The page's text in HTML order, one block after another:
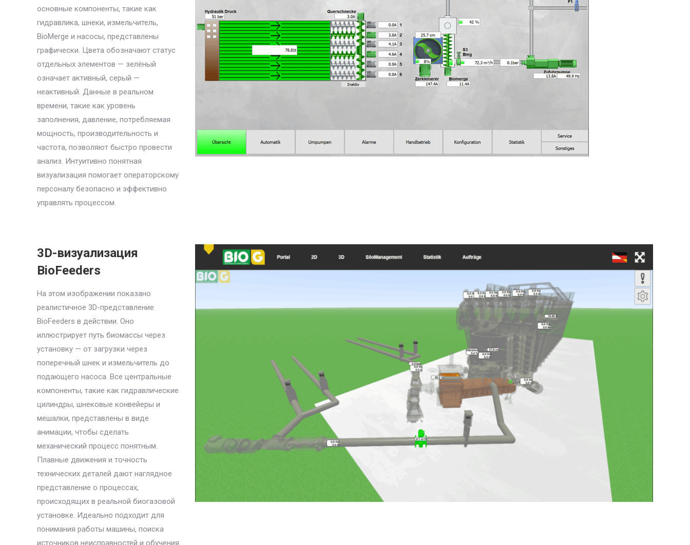
основные компоненты, такие как
гидравлика, шнеки, измельчитель,
BioMerge и насосы, представлены
графически. Цвета обозначают статус
отдельных элементов — зелёный
означает активный, серый —
неактивный. Данные в реальном
времени, такие как уровень
заполнения, давление, потребляемая
мощность, производительность и
частота, позволяют быстро провести
анализ. Интуитивно понятная
визуализация помогает операторскому
персоналу безопасно и эффективно
управлять процессом.
3D-визуализация
BioFeeders
На этом изображении показано
реалистичное 3D-представление
BioFeeders в действии. Оно
иллюстрирует путь биомассы через
установку — от загрузки через
поперечный шнек и измельчитель до
подающего насоса. Все центральные
компоненты, такие как гидравлические
цилиндры, шнековые конвейеры и
мешалки, представлены в виде
анимации, чтобы сделать
механический процесс понятным.
Плавные движения и точность
технических деталей дают наглядное
представление о процессах,
происходящих в реальной биогазовой
установке. Идеально подходит для
понимания работы машины, поиска
источников неисправностей и обучения